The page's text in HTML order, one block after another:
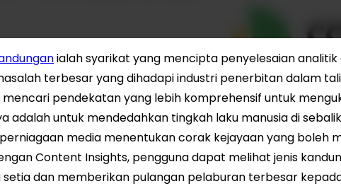
ialah syarikat yang mencipta penyelesaian
terbesar yang dihadapi industri penerbitan dalam
pendekatan yang lebih komprehensif untuk
adalah untuk mendedahkan tingkah laku manusia di
media menentukan corak kejayaan yang boleh
Content Insights, pengguna dapat melihat jenis
setia dan memberikan pulangan pelaburan terbesar